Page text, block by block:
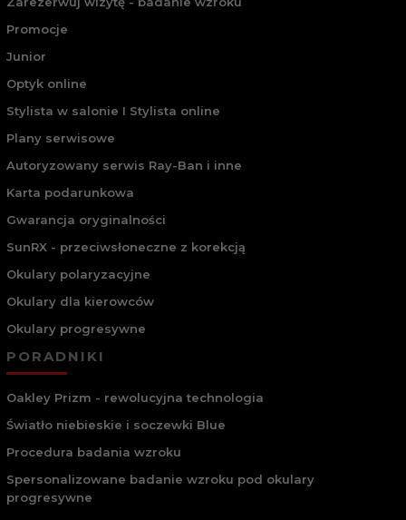
Promocje
Junior
Optyk online
Stylista w salonie I Stylista online
Plany serwisowe
Autoryzowany serwis Ray-Ban i inne
Karta podarunkowa
Gwarancja oryginalności
SunRX - przeciwsłoneczne z korekcją
Okulary polaryzacyjne
Okulary dla kierowców
Okulary progresywne
PORADNIKI
Oakley Prizm - rewolucyjna technologia
Światło niebieskie i soczewki Blue
Procedura badania wzroku
Spersonalizowane badanie wzroku pod okulary
progresywne